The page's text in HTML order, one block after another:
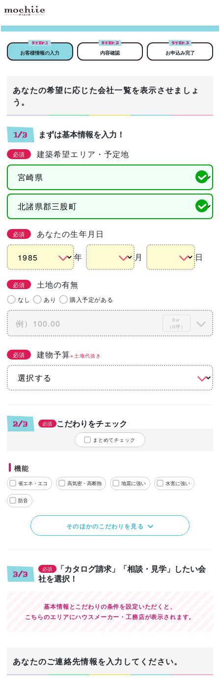
STEP.1
お客様情報の入力
STEP.2
内容確認
STEP.3
お申込み完了
あなたの希望に応じた会社一覧を表示させましょ
う。
1/3 まずは基本情報を入力！
必須 建築希望エリア・予定地
必須 あなたの生年月日
年 月 日
必須 土地の有無
なし あり 購入予定がある
0㎡
（0坪）
必須 建物予算※土地代抜き
2/3 必須 こだわりをチェック
まとめてチェック
機能
省エネ・エコ 高気密・高断熱 地震に強い 水害に強い
防音
そのほかのこだわりを見る
3/3
必須
「カタログ請求」「相談・見学」したい会
社を選択！
基本情報とこだわりの条件を設定いただくと、
こちらのエリアにハウスメーカー・工務店が表示されます。
あなたのご連絡先情報を入力してください。